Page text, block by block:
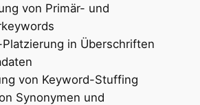
von Primär- und
in Überschriften
von Keyword-Stuffing
Synonymen und